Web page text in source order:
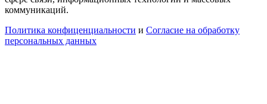
коммуникаций.
Политика конфиценциальности и Согласие на обработку
персональных данных